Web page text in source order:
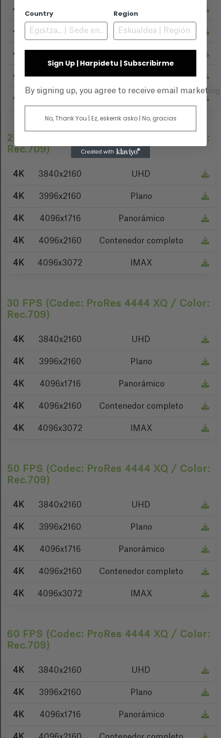
4K
4K 3996x2160 Plano
4K
4K 4096x2160 Contenedor completo
4K
25 FPS (Codec: ProRes 4444 XQ / Color:
Rec.709)
4K 3840x2160 UHD
4K 3996x2160 Plano
4K 4096x1716 Panorámico
4K 4096x2160 Contenedor completo
4K 4096x3072 IMAX
30 FPS (Codec: ProRes 4444 XQ / Color:
Rec.709)
4K 3840x2160 UHD
4K 3996x2160 Plano
4K 4096x1716 Panorámico
4K 4096x2160 Contenedor completo
4K 4096x3072 IMAX
50 FPS (Codec: ProRes 4444 XQ / Color:
Rec.709)
4K 3840x2160 UHD
4K 3996x2160 Plano
4K 4096x1716 Panorámico
4K 4096x2160 Contenedor completo
4K 4096x3072 IMAX
60 FPS (Codec: ProRes 4444 XQ / Color:
Rec.709)
4K 3840x2160 UHD
4K 3996x2160 Plano
4K 4096x1716 Panorámico
Country Region
Sign Up | Harpidetu | Subscribirme
By signing up, you agree to receive email
No, Thank You | Ez, eskerrik asko | No, gracias